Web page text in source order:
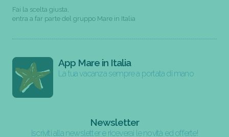
Fai la scelta giusta,
entra a far parte del gruppo Mare in Italia
App Mare in Italia
La tua vacanza sempre a portata di mano
Newsletter
Iscriviti alla newsletter e riceverai le novità ed offerte!